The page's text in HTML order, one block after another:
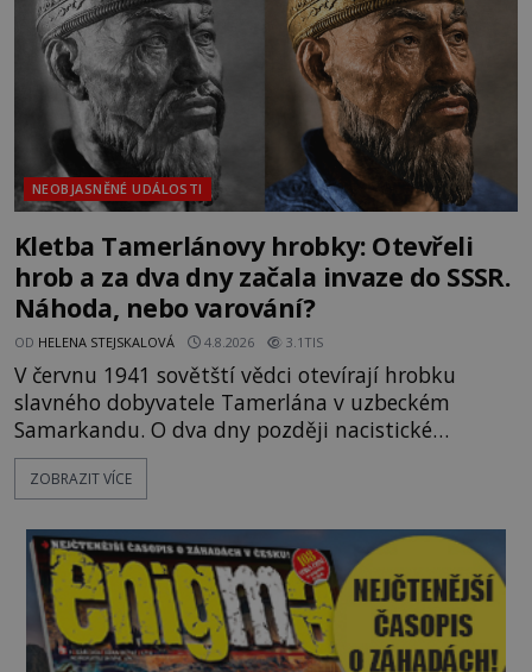
NEOBJASNĚNÉ UDÁLOSTI
Kletba Tamerlánovy hrobky: Otevřeli
hrob a za dva dny začala invaze do SSSR.
Náhoda, nebo varování?
OD HELENA STEJSKALOVÁ 4.8.2026 3.1TIS
V červnu 1941 sovětští vědci otevírají hrobku
slavného dobyvatele Tamerlána v uzbeckém
Samarkandu. O dva dny později nacistické
Německo zahajuje operaci Barbarossa a napadá
Sovětský svaz. Shoda dat je natolik zarážející, že se
na legendě něco pravdy, nebo jde jen o fascinující
souhru okolností? Když antropolog Michail
Gerasimov (1907-1970) a
ZOBRAZIT VÍCE